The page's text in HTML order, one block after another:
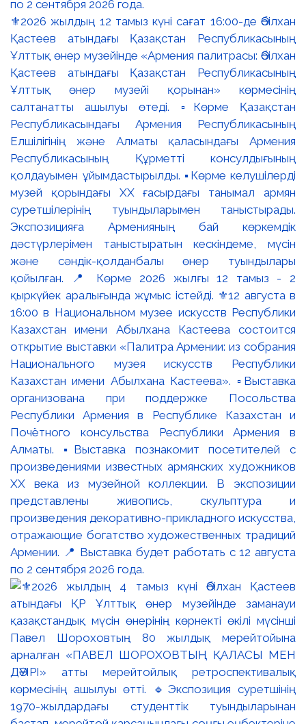
⚜️2026 жылдың 12 тамыз күні сағат 16:00-де Әбілхан
Қастеев атындағы Қазақстан Республикасының
Ұлттық өнер музейінде «Армения палитрасы: Әбілхан
Қастеев атындағы Қазақстан Республикасының
Ұлттық өнер музейі қорынан» көрмесінің
салтанатты ашылуы өтеді. ▫️Көрме Қазақстан
Республикасындағы Армения Республикасының
Елшілігінің және Алматы қаласындағы Армения
Республикасының Құрметті консулдығының
қолдауымен ұйымдастырылды. ▪️Көрме келушілерді
музей қорындағы ХХ ғасырдағы танымал армян
суретшілерінің туындыларымен таныстырады.
Экспозицияға Арменияның бай көркемдік
дәстүрлерімен таныстыратын кескіндеме, мүсін
және сәндік-қолданбалы өнер туындылары
қойылған. 📍 Көрме 2026 жылғы 12 тамыз - 2
қыркүйек аралығында жұмыс істейді. ⚜️12 августа в
16:00 в Национальном музее искусств Республики
Казахстан имени Абылхана Кастеева состоится
открытие выставки «Палитра Армении: из собрания
Национального музея искусств Республики
Казахстан имени Абылхана Кастеева». ▫️Выставка
организована при поддержке Посольства
Республики Армения в Республике Казахстан и
Почётного консульства Республики Армения в
Алматы. ▪️Выставка познакомит посетителей с
произведениями известных армянских художников
XX века из музейной коллекции. В экспозиции
представлены живопись, скульптура и
произведения декоративно-прикладного искусства,
отражающие богатство художественных традиций
Армении. 📍 Выставка будет работать с 12 августа
по 2 сентября 2026 года.